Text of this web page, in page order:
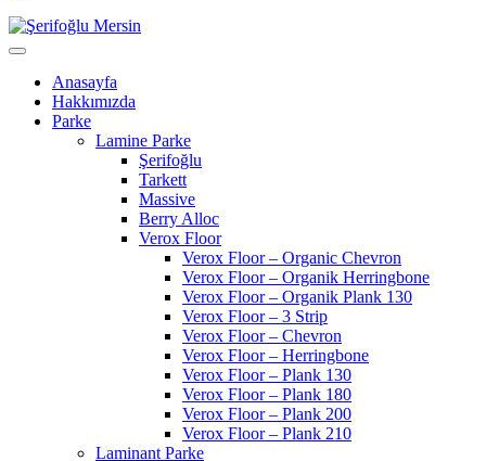
Anasayfa
Hakkımızda
Parke
Lamine Parke
Şerifoğlu
Tarkett
Massive
Berry Alloc
Verox Floor
Verox Floor – Organic Chevron
Verox Floor – Organik Herringbone
Verox Floor – Organik Plank 130
Verox Floor – 3 Strip
Verox Floor – Chevron
Verox Floor – Herringbone
Verox Floor – Plank 130
Verox Floor – Plank 180
Verox Floor – Plank 200
Verox Floor – Plank 210
Laminant Parke